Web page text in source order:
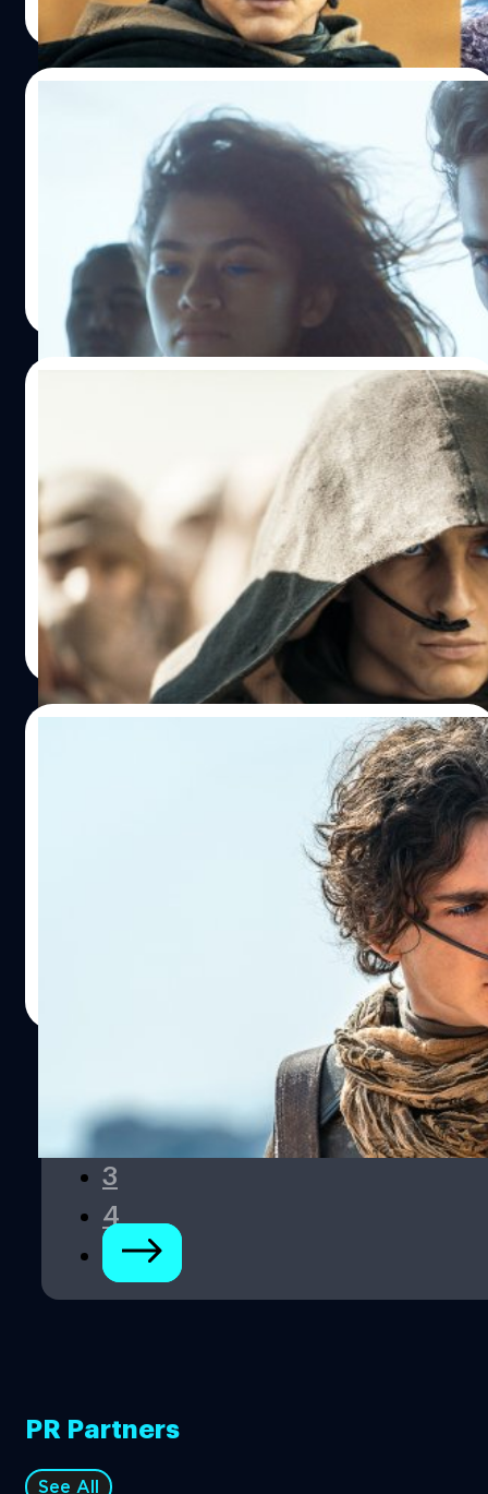
Read More
Legendary ประกาศสร้าง ‘Dune: Messiah’
Deadline ได้รายงานว่า สตูดิโอ Legendary ได้ประกาศพัฒนา
'Dune: Part Three' หรือ 'Dune: Messiah' อย่างเป็นทางการ
ปรีดี ฤกษ์วลีกุล| 854 days ago
Read More
‘Dune: Part Two’ ทำเงินทะลุหลัก 600 ล้าน
เหรียญ ขึ้นเป็นหนึ่งในหนังสุดฮิตแห่งยุค
2020s
Variety ได้รายงานว่า 'Dune: Part Two' ทำรายได้ในสัปดาห์ที่
5 ไป 11.1 ล้านเหรียญ ส่งให้ทำรายรวมทั่วโลกนั้นผ่านหลัก
600 ล้านเหรียญ
ปรีดี ฤกษ์วลีกุล| 858 days ago
Read More
Timothée Chalamet เลื่อนขั้นเป็นตัวท็อป: ได้
สัญญาใหญ่กับ Warner Bros. เหมือน Tom
Variety ได้รายงานว่า ทิโมธี ชาลาเมต์ นักแสดงหนุ่มวัย 28 ปี
ได้เซ็นสัญญาแบบ First-Look ระยะเวลาหลายปีร่วมกับ
1
2
3
4
PR Partners
See All